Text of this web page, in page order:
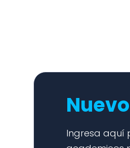
Ingresa aquí